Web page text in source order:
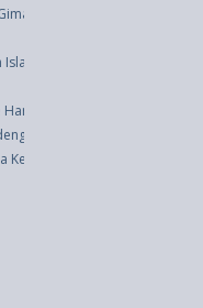
Cara Menggunakannya?
Teknik Efektif Ini, Tips